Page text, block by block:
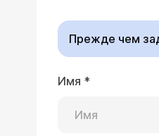
Прежде чем
Имя *